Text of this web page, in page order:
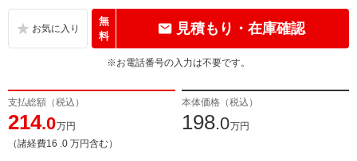
無
料
見積もり・在庫確認
※お電話番号の入力は不要です。
支払総額（税込）
214.0万円
（諸経費16 .0 万円含む）
本体価格（税込）
198.0万円